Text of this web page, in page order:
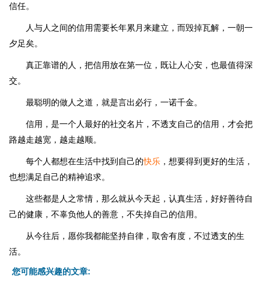
信任。
人与人之间的信用需要长年累月来建立，而毁掉瓦解，一朝一
夕足矣。
真正靠谱的人，把信用放在第一位，既让人心安，也最值得深
交。
最聪明的做人之道，就是言出必行，一诺千金。
信用，是一个人最好的社交名片，不透支自己的信用，才会把
路越走越宽，越走越顺。
每个人都想在生活中找到自己的快乐 ，想要得到更好的生活，
也想满足自己的精神追求。
这些都是人之常情，那么就从今天起，认真生活，好好善待自
己的健康，不辜负他人的善意，不失掉自己的信用。
从今往后，愿你我都能坚持自律，取舍有度，不过透支的生
活。
您可能感兴趣的文章: